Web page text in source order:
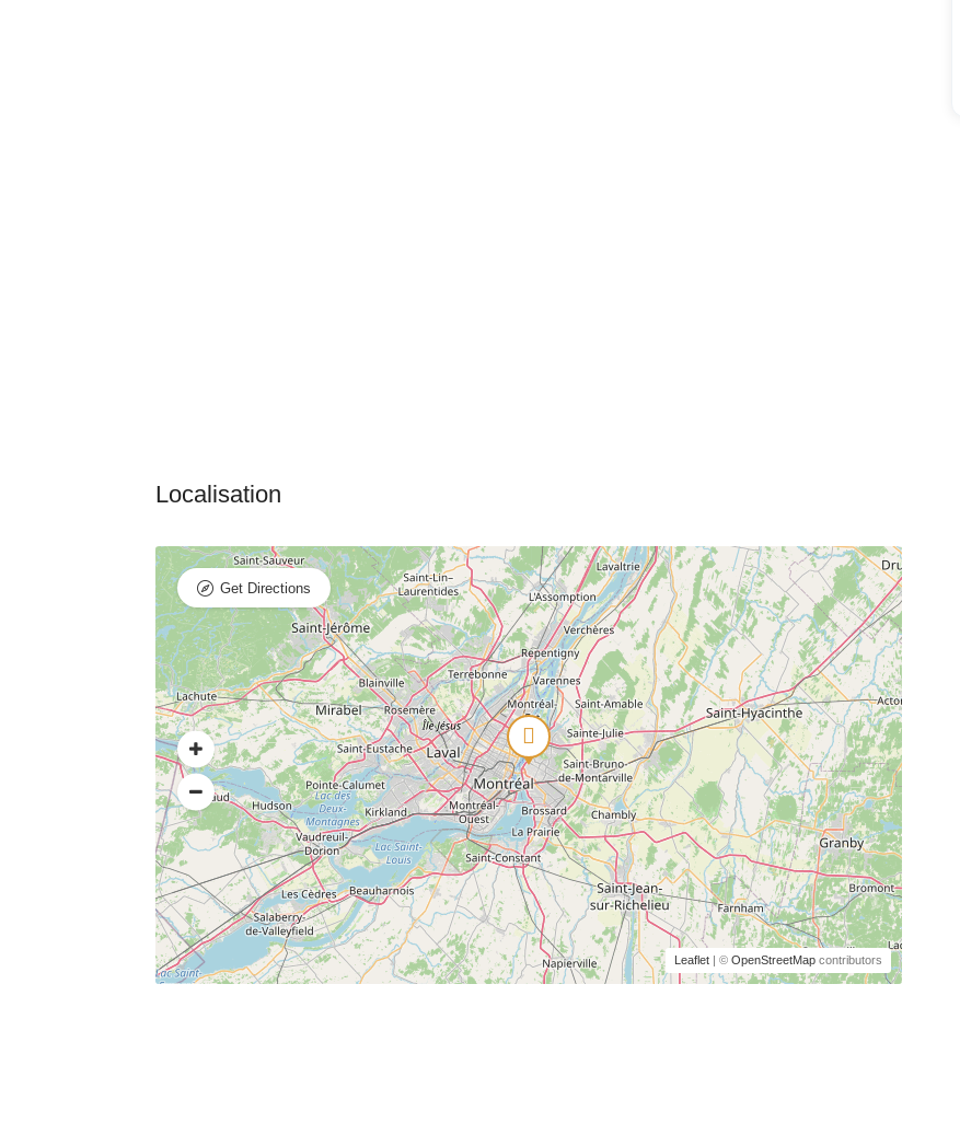
Leaflet| © OpenStreetMapcontributors
Get Directions